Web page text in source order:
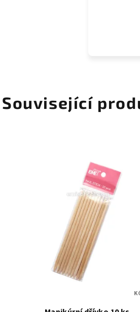
Související